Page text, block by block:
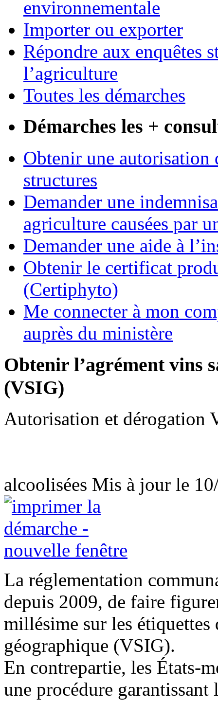
environnementale
Importer ou exporter
Répondre aux enquêtes
l’agriculture
Toutes les démarches
Démarches les +
Obtenir une autorisation
structures
Demander une
agriculture causées par
Demander une aide à
Obtenir le certificat
(Certiphyto)
Me connecter à mon
auprès du ministère
Obtenir l’agrément vins
(VSIG)
Autorisation et dérogation
alcoolisées Mis à jour le
La réglementation
depuis 2009, de faire
millésime sur les
géographique (VSIG).
En contrepartie, les États-
une procédure